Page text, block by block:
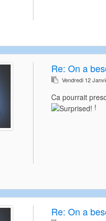
Re: On a
Vendredi 12
Ca pourrait
!
Re: On a